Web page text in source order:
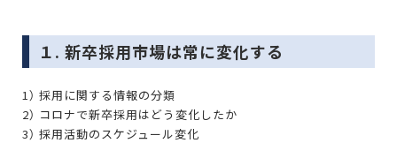
１. 新卒採用市場は常に変化する
1） 採用に関する情報の分類
2） コロナで新卒採用はどう変化したか
3） 採用活動のスケジュール変化